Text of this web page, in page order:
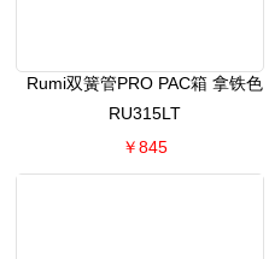
Rumi双簧管PRO PAC箱 拿铁色
RU315LT
￥845